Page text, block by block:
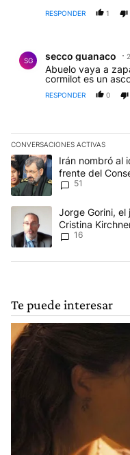
CEREMONIA, NO
Y NO LES
DESPEDIDA, NO
EXCUSA, LO
PASÓ, QUÉ
ETC., JAJAJA
MARAVILLOSO
MIRTHA
CUENTAN
SÁBADO...UN
RESPONDER 1
SG secco guanaco
Abuelo vaya a
cormilot es un
RESPONDER 0
CONVERSACIONES ACTIVAS
Este listado muestra los
Un artículo de tendencia
Irán nombró al
frente del
51
Un artículo de tendencia
Jorge Gorini,
Cristina
cometer "un
16